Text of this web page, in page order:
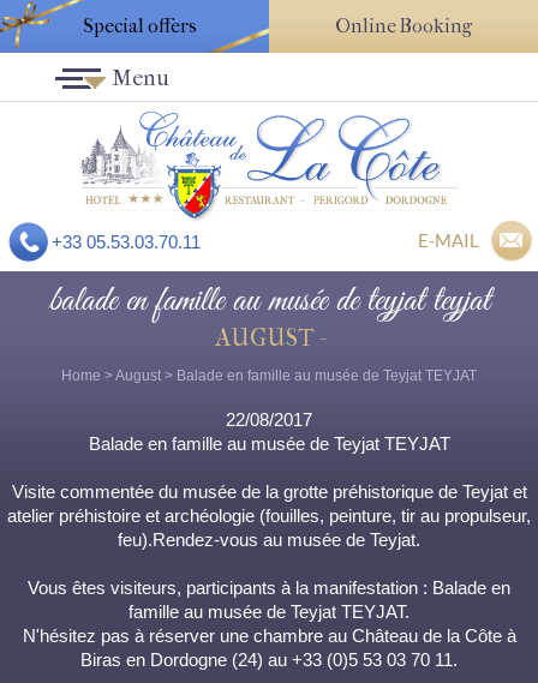
Special offers Online Booking
+33 05.53.03.70.11 E-MAIL
Menu
balade en famille au musée de teyjat teyjat
AUGUST -
Home >August > Balade en famille au musée de Teyjat TEYJAT
22/08/2017
Balade en famille au musée de Teyjat TEYJAT
Visite commentée du musée de la grotte préhistorique de Teyjat et
atelier préhistoire et archéologie (fouilles, peinture, tir au propulseur,
feu).Rendez-vous au musée de Teyjat.
Vous êtes visiteurs, participants à la manifestation : Balade en
famille au musée de Teyjat TEYJAT.
N'hésitez pas à réserver une chambre au Château de la Côte à
Biras en Dordogne (24) au +33 (0)5 53 03 70 11.